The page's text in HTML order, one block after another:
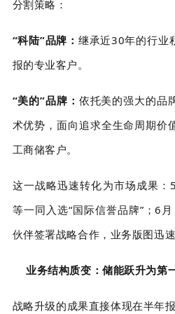
分割策略：
“科陆”品牌： 继承近30年的行业
报的专业客户。
“美的”品牌： 依托美的强大的品
术优势，面向追求全生命周期价
工商储客户。
这一战略迅速转化为市场成果：
等一同入选“国际信誉品牌”；6
伙伴签署战略合作，业务版图迅速
业务结构质变：储能跃升为第
战略升级的成果直接体现在半年